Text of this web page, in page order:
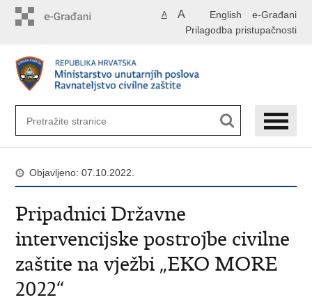
English e-Građani
A A
Prilagodba pristupačnosti
Objavljeno: 07.10.2022.
Pripadnici Državne
intervencijske postrojbe civilne
zaštite na vježbi „EKO MORE
2022“